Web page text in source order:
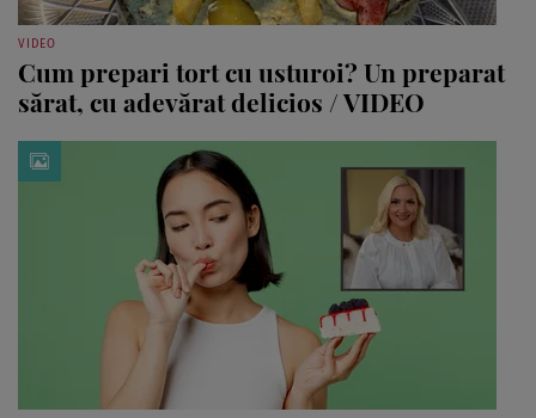
VIDEO
Cum prepari tort cu usturoi? Un preparat
sărat, cu adevărat delicios / VIDEO